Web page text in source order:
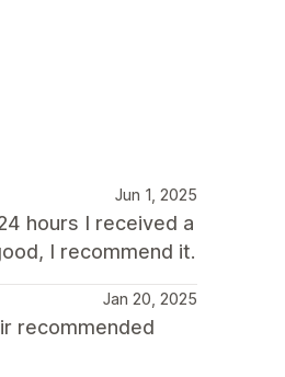
Jun 1, 2025
hours I received a
I recommend it.
Jan 20, 2025
recommended